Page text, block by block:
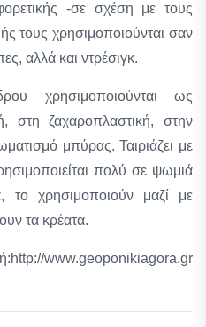
-σε σχέση με τους
τους χρησιμοποιούνται σαν
αλλά και ντρέσιγκ.
χρησιμοποιούνται ως
στη ζαχαροπλαστική, στην
μπύρας. Ταιριάζει με
πολύ σε ψωμιά
το χρησιμοποιούν μαζί με
τα κρέατα.
www.geoponikiagora.gr